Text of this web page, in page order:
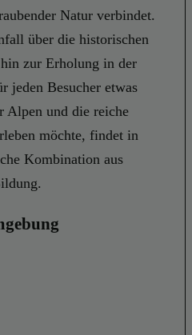
Natur verbindet.
über die historischen
zur Erholung in der
jeden Besucher etwas
Alpen und die reiche
möchte, findet in
Kombination aus